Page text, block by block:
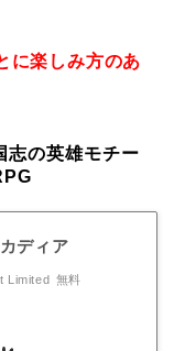
に楽しみ方のあ
志の英雄モチー
ディア
Limited 無料